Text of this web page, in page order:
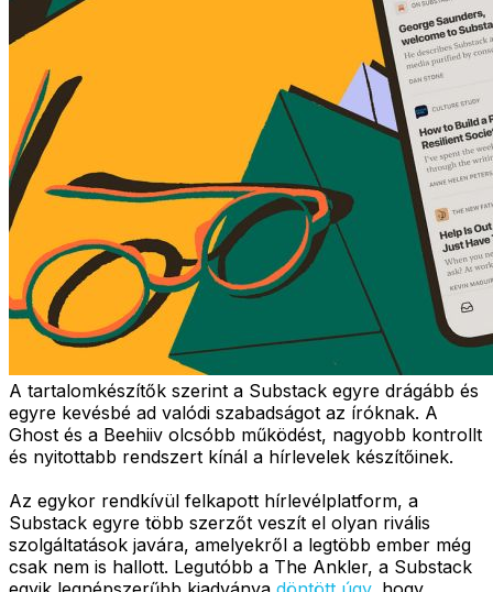
A tartalomkészítők szerint a Substack egyre drágább és
egyre kevésbé ad valódi szabadságot az íróknak. A
Ghost és a Beehiiv olcsóbb működést, nagyobb kontrollt
és nyitottabb rendszert kínál a hírlevelek készítőinek.
Az egykor rendkívül felkapott hírlevélplatform, a
Substack egyre több szerzőt veszít el olyan rivális
szolgáltatások javára, amelyekről a legtöbb ember még
csak nem is hallott. Legutóbb a The Ankler, a Substack